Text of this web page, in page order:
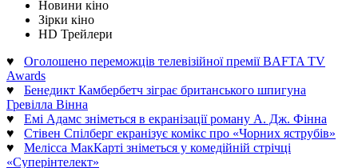
Новини кіно
Зірки кіно
HD Трейлери
♥ Оголошено переможців телевізійної премії BAFTA TV
Awards
♥ Бенедикт Камбербетч зіграє британського шпигуна
Гревілла Вінна
♥ Емі Адамс зніметься в екранізації роману А. Дж. Фінна
♥ Стівен Спілберг екранізує комікс про «Чорних яструбів»
♥ Мелісса МакКарті зніметься у комедійній стрічці
«Суперінтелект»